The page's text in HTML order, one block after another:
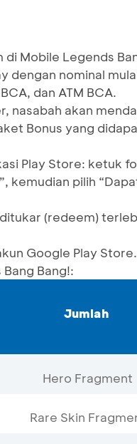
Mobile Legends
dengan nominal
dan ATM BCA.
nasabah akan
Bonus yang
Play Store: ketuk
kemudian pilih
(redeem)
Google Play Store.
Bang!:
Jumlah
Hero Fragment
Rare Skin